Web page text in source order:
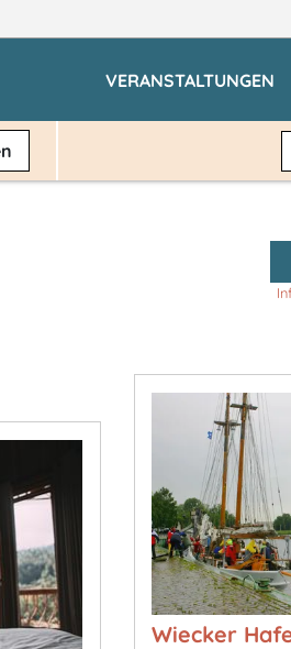
VERANSTALTUNGEN
Wiecker